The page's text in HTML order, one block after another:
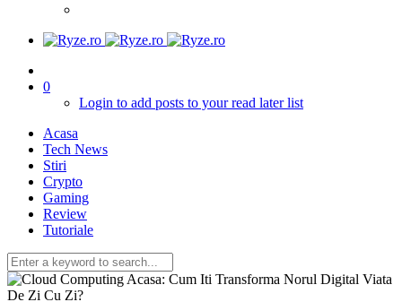
0
Login to add posts to your read later list
Acasa
Tech News
Stiri
Crypto
Gaming
Review
Tutoriale